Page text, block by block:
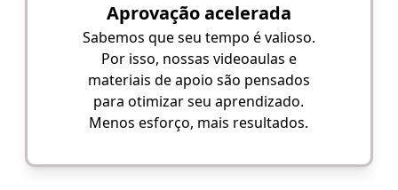
Aprovação acelerada
Sabemos que seu tempo é valioso.
Por isso, nossas videoaulas e
materiais de apoio são pensados
para otimizar seu aprendizado.
Menos esforço, mais resultados.